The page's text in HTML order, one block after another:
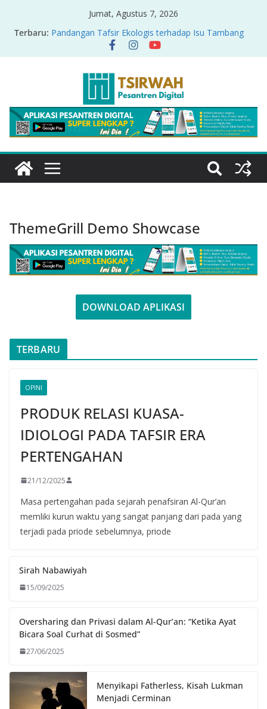
Jumat, Agustus 7, 2026
Terbaru: Pandangan Tafsir Ekologis terhadap Isu Tambang
Nikel di Raja Ampat
PRODUK RELASI KUASA-IDIOLOGI PADA TAFSIR
Sirah Nabawiyah
Oversharing dan Privasi dalam Al-Qur’an: “Ketika
Ayat Bicara Soal Curhat di Sosmed”
Menyikapi Fatherless, Kisah Lukman Menjadi
Cerminan
ThemeGrill Demo Showcase
DOWNLOAD APLIKASI
TERBARU
OPINI
PRODUK RELASI KUASA-
IDIOLOGI PADA TAFSIR ERA
PERTENGAHAN
21/12/2025
Masa pertengahan pada sejarah penafsiran Al-Qur’an
memliki kurun waktu yang sangat panjang dari pada yang
terjadi pada priode sebelumnya, priode
Sirah Nabawiyah
15/09/2025
Oversharing dan Privasi dalam Al-Qur’an: “Ketika Ayat
Bicara Soal Curhat di Sosmed”
27/06/2025
Menyikapi Fatherless, Kisah Lukman
Menjadi Cerminan